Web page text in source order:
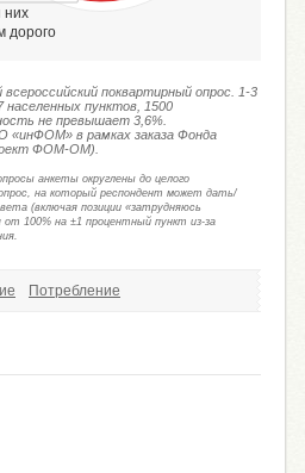
них
дорого
поквартирный опрос. 1-3
пунктов, 1500
не превышает 3,6%.
«инФОМ» в рамках заказа Фонда
ФОМ-ОМ).
анкеты округлены до целого
на который респондент может дать/
(включая позиции «затрудняюсь
100% на ±1 процентный пункт из-за
Потребление